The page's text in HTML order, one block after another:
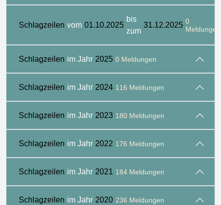
Schlagzeilen vom 01.10.2025
bis
zum
31.12.2025 0
Meldungen
Schlagzeilen im Jahr 2025 0 Meldungen
Schlagzeilen im Jahr 2024 116 Meldungen
Schlagzeilen im Jahr 2023 180 Meldungen
Schlagzeilen im Jahr 2022 176 Meldungen
Schlagzeilen im Jahr 2021 184 Meldungen
Schlagzeilen im Jahr 2020 236 Meldungen